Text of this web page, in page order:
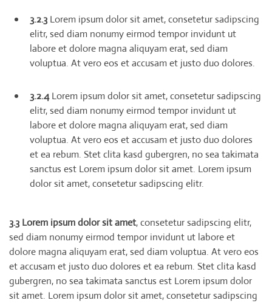
3.2.3 Lorem ipsum dolor sit amet, consetetur sadipscing
elitr, sed diam nonumy eirmod tempor invidunt ut
labore et dolore magna aliquyam erat, sed diam
voluptua. At vero eos et accusam et justo duo dolores.
3.2.4Lorem ipsum dolor sit amet, consetetur sadipscing
elitr, sed diam nonumy eirmod tempor invidunt ut
labore et dolore magna aliquyam erat, sed diam
voluptua. At vero eos et accusam et justo duo dolores
et ea rebum. Stet clita kasd gubergren, no sea takimata
sanctus est Lorem ipsum dolor sit amet. Lorem ipsum
dolor sit amet, consetetur sadipscing elitr.
3.3 Lorem ipsum dolor sit amet, consetetur sadipscing elitr,
sed diam nonumy eirmod tempor invidunt ut labore et
dolore magna aliquyam erat, sed diam voluptua. At vero eos
et accusam et justo duo dolores et ea rebum. Stet clita kasd
gubergren, no sea takimata sanctus est Lorem ipsum dolor
sit amet. Lorem ipsum dolor sit amet, consetetur sadipscing